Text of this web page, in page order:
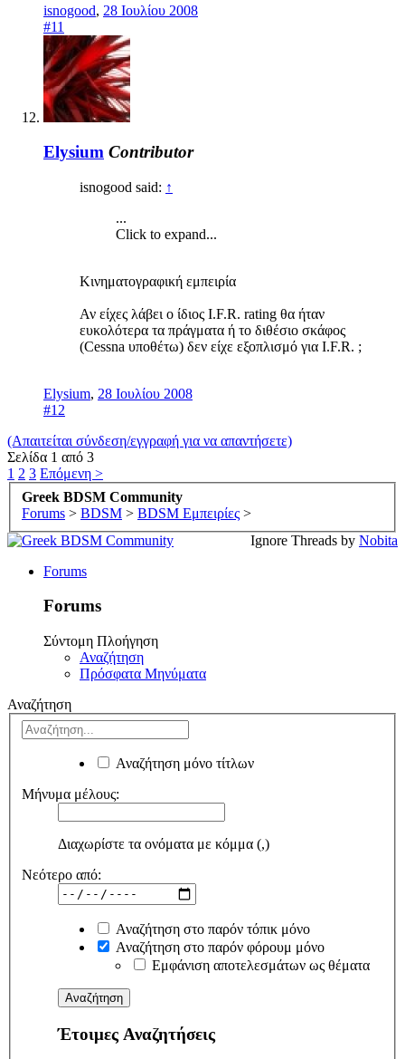
isnogood, 28 Ιουλίου 2008
#11
Elysium Contributor
isnogood said: ↑
...
Click to expand...
Κινηματογραφική εμπειρία
Αν είχες λάβει ο ίδιος I.F.R. rating θα ήταν
ευκολότερα τα πράγματα ή το διθέσιο σκάφος
(Cessna υποθέτω) δεν είχε εξοπλισμό για I.F.R. ;
Elysium, 28 Ιουλίου 2008
#12
(Απαιτείται σύνδεση/εγγραφή για να απαντήσετε)
Σελίδα 1 από 3
1 2 3 Επόμενη >
Greek BDSM Community
Forums > BDSM > BDSM Εμπειρίες >
Ignore Threads by Nobita
Forums
Forums
Σύντομη Πλοήγηση
Αναζήτηση
Πρόσφατα Μηνύματα
Αναζήτηση
Αναζήτηση μόνο τίτλων
Μήνυμα μέλους:
Διαχωρίστε τα ονόματα με κόμμα (,)
Νεότερο από:
Αναζήτηση στο παρόν τόπικ μόνο
Αναζήτηση στο παρόν φόρουμ μόνο
Εμφάνιση αποτελεσμάτων ως θέματα
Έτοιμες Αναζητήσεις